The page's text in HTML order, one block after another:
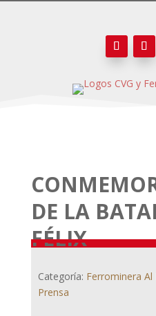
DE LA
FÉLIX
Categoría: Ferrominera Al
Prensa